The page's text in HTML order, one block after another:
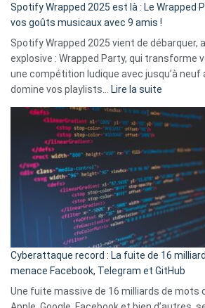
Spotify Wrapped 2025 est là : Le Wrapped
vos goûts musicaux avec 9 amis !
Spotify Wrapped 2025 vient de débarquer,
explosive : Wrapped Party, qui transforme
une compétition ludique avec jusqu’à neuf
domine vos playlists… Lire la suite
Spotify
Wrapped
est
là
:
Le
Wrapped
Party
pour
comparer
vos
goûts
musicaux
Cyberattaque record : La fuite de 16
menace Facebook, Telegram et GitHub
Une fuite massive de 16 milliards de mots